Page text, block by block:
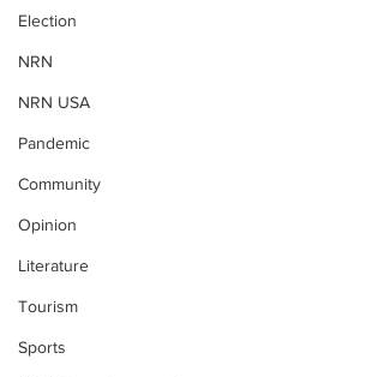
Election
NRN
NRN USA
Pandemic
Community
Opinion
Literature
Tourism
Sports